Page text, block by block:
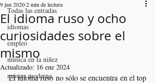
Todas las entradas
idiomas
empleo
música en la niñez
música moderna
El idioma ruso y ocho
curiosidades sobre el
mismo
9 jun 20202 min de lectura
Actualizado: 16 ene 2024
El idioma ruso no sólo se encuentra en el top